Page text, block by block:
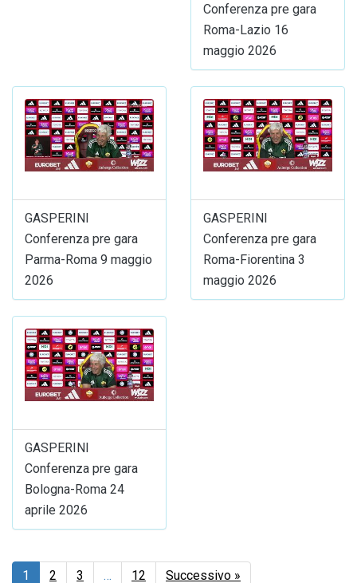
Conferenza pre gara
Roma-Lazio 16
maggio 2026
GASPERINI
Conferenza pre gara
Parma-Roma 9 maggio
2026
GASPERINI
Conferenza pre gara
Roma-Fiorentina 3
maggio 2026
GASPERINI
Conferenza pre gara
Bologna-Roma 24
aprile 2026
1 2 3 … 12 Successivo »